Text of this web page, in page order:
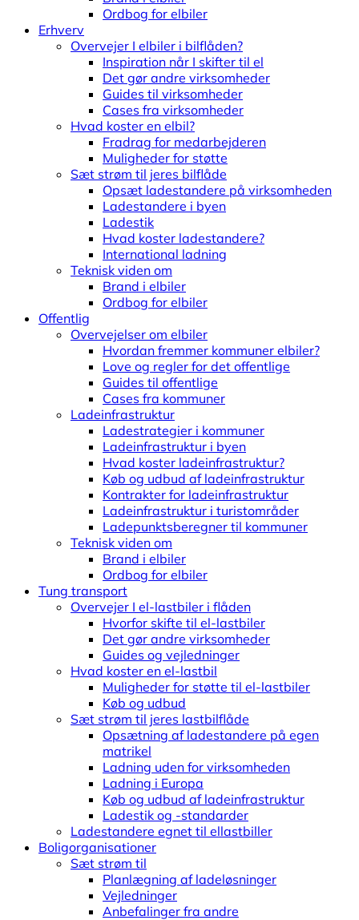
Ordbog for elbiler
Erhverv
Overvejer I elbiler i bilflåden?
Inspiration når I skifter til el
Det gør andre virksomheder
Guides til virksomheder
Cases fra virksomheder
Hvad koster en elbil?
Fradrag for medarbejderen
Muligheder for støtte
Sæt strøm til jeres bilflåde
Opsæt ladestandere på virksomheden
Ladestandere i byen
Ladestik
Hvad koster ladestandere?
International ladning
Teknisk viden om
Brand i elbiler
Ordbog for elbiler
Offentlig
Overvejelser om elbiler
Hvordan fremmer kommuner elbiler?
Love og regler for det offentlige
Guides til offentlige
Cases fra kommuner
Ladeinfrastruktur
Ladestrategier i kommuner
Ladeinfrastruktur i byen
Hvad koster ladeinfrastruktur?
Køb og udbud af ladeinfrastruktur
Kontrakter for ladeinfrastruktur
Ladeinfrastruktur i turistområder
Ladepunktsberegner til kommuner
Teknisk viden om
Brand i elbiler
Ordbog for elbiler
Tung transport
Overvejer I el-lastbiler i flåden
Hvorfor skifte til el-lastbiler
Det gør andre virksomheder
Guides og vejledninger
Hvad koster en el-lastbil
Muligheder for støtte til el-lastbiler
Køb og udbud
Sæt strøm til jeres lastbilflåde
Opsætning af ladestandere på egen
matrikel
Ladning uden for virksomheden
Ladning i Europa
Køb og udbud af ladeinfrastruktur
Ladestik og -standarder
Ladestandere egnet til ellastbiller
Boligorganisationer
Sæt strøm til
Planlægning af ladeløsninger
Vejledninger
Anbefalinger fra andre